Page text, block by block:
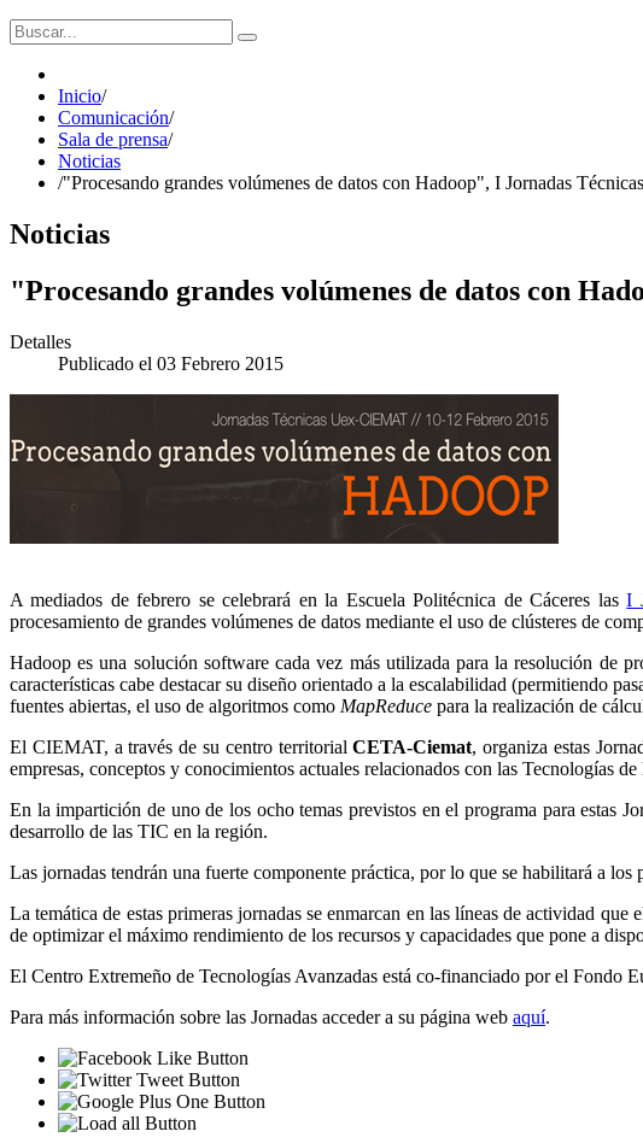
Inicio/
Comunicación/
Sala de prensa/
Noticias
/"Procesando grandes volúmenes de datos con Hadoop", I Jornadas
Noticias
"Procesando grandes volúmenes de datos con
Detalles
Publicado el 03 Febrero 2015
A mediados de febrero se celebrará en la Escuela Politécnica de Cáceres lasI
procesamiento de grandes volúmenes de datos mediante el uso de clústeres de
Hadoop es una solución software cada vez más utilizada para la resolución de
características cabe destacar su diseño orientado a la escalabilidad (permitiendo
fuentes abiertas, el uso de algoritmos como MapReduce para la realización de
El CIEMAT, a través de su centro territorialCETA-Ciemat, organiza estas
empresas, conceptos y conocimientos actuales relacionados con las Tecnologías
En la impartición de uno de los ocho temas previstos en el programa para estas
desarrollo de las TIC en la región.
Las jornadas tendrán una fuerte componente práctica, por lo que se habilitará a
La temática de estas primeras jornadas se enmarcan en las líneas de actividad
de optimizar el máximo rendimiento de los recursos y capacidades que pone a
El Centro Extremeño de Tecnologías Avanzadas está co-financiado por el Fondo
Para más información sobre las Jornadas acceder a su página web aquí.